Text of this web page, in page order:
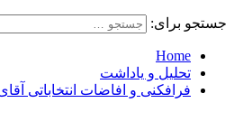
جستجو برای:
Home
تحلیل و یاداشت
فرافکنی و افاضات انتخاباتی